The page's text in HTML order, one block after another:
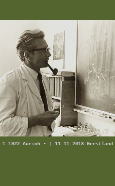
Aurich - † 11.11.2018